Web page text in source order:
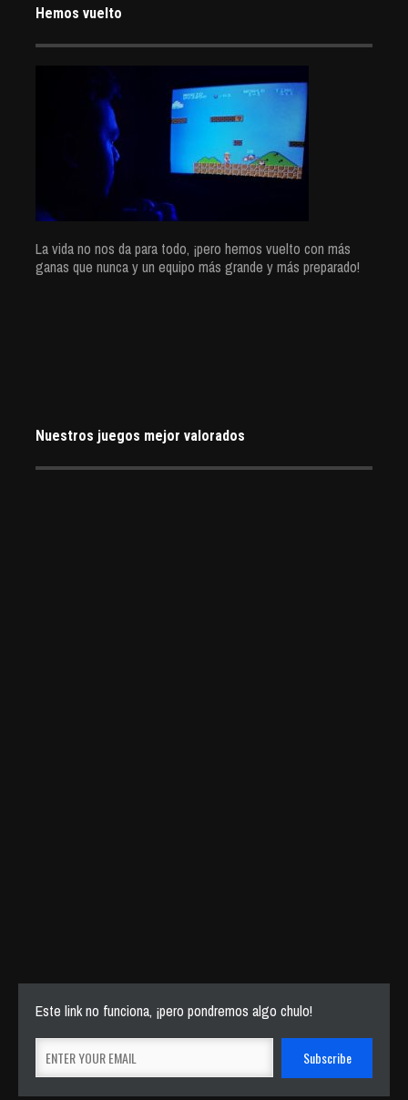
Hemos vuelto
La vida no nos da para todo, ¡pero hemos vuelto con más
ganas que nunca y un equipo más grande y más preparado!
Nuestros juegos mejor valorados
Este link no funciona, ¡pero pondremos algo chulo!